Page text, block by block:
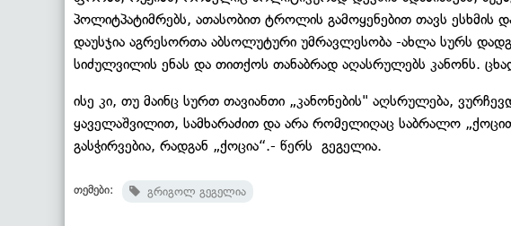
პოლიტპატიმრებს, ათასობით ტროლის გამოყენებით თავს ესხმის
დაუსჯია აგრესორთა აბსოლუტური უმრავლესობა -ახლა სურს
სიძულვილის ენას და თითქოს თანაბრად აღასრულებს კანონს.
ისე კი, თუ მაინც სურთ თავიანთი „კანონების" აღსრულება,
ყაველაშვილით, სამხარაძით და არა რომელიღაც საბრალო
გასჭირვებია, რადგან „ქოცია“.- წერს გეგელია.
თემები: გრიგოლ გეგელია